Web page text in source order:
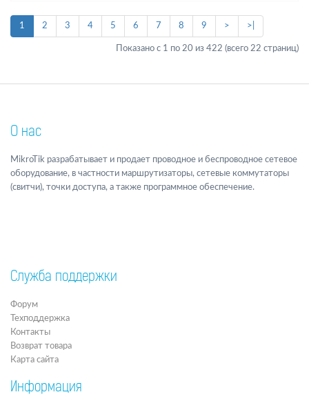
1 2 3 4 5 6 7 8 9 > >|
Показано с 1 по 20 из 422 (всего 22 страниц)
О нас
MikroTik разрабатывает и продает проводное и беспроводное сетевое
оборудование, в частности маршрутизаторы, сетевые коммутаторы
(свитчи), точки доступа, а также программное обеспечение.
Служба поддержки
Форум
Техподдержка
Контакты
Возврат товара
Карта сайта
Информация